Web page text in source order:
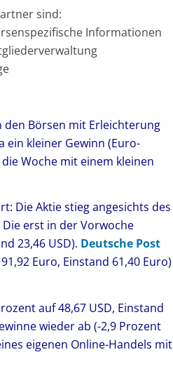
sind:
Informationen
den Börsen mit Erleichterung
ein kleiner Gewinn (Euro-
Woche mit einem kleinen
Die Aktie stieg angesichts des
erst in der Vorwoche
23,46 USD). Deutsche Post
Euro, Einstand 61,40 Euro)
auf 48,67 USD, Einstand
wieder ab (-2,9 Prozent
eigenen Online-Handels mit